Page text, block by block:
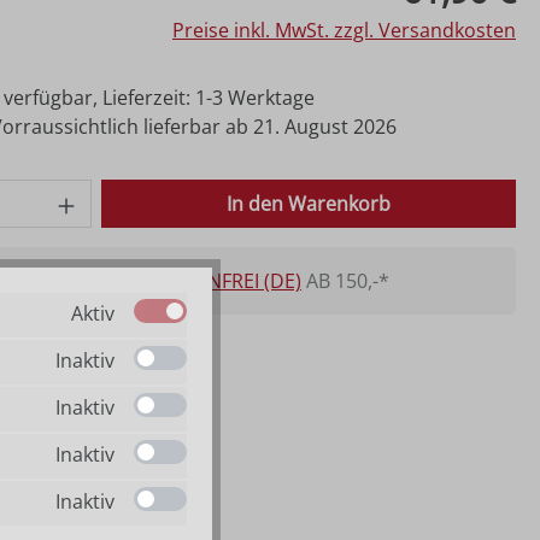
Preise inkl. MwSt. zzgl. Versandkosten
Lieferzeit: 1-3 Werktage
lieferbar ab 21. August 2026
Anzahl: Gib den gewünschten Wert
In den Warenkorb
VERSANDKOSTENFREI (DE) AB 150,-*
Aktiv
Inaktiv
Inaktiv
Inaktiv
Inaktiv